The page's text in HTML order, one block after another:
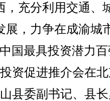
，充分利用交通、
展，力争在成渝城
县委副书记、县